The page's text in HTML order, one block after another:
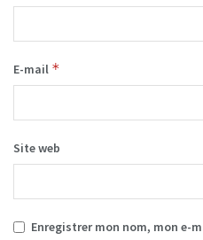
E-mail *
Site web
Enregistrer mon nom, mon e-